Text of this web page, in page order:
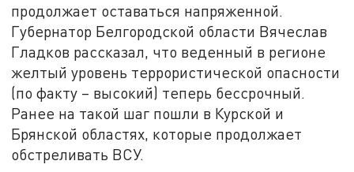
продолжает оставаться напряженной.
Губернатор Белгородской области Вячеслав
Гладков рассказал, что веденный в регионе
желтый уровень террористической опасности
(по факту – высокий) теперь бессрочный.
Ранее на такой шаг пошли в Курской и
Брянской областях, которые продолжает
обстреливать ВСУ.